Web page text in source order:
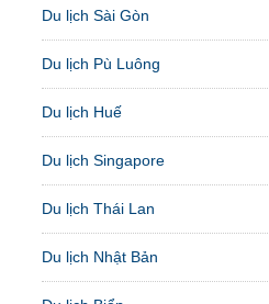
Du lịch Sài Gòn
Du lịch Pù Luông
Du lịch Huế
Du lịch Singapore
Du lịch Thái Lan
Du lịch Nhật Bản